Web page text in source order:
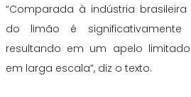
“Comparada à indústria
do limão é significativamente
resultando em um apelo
em larga escala”, diz o texto.